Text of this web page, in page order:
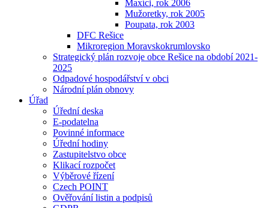
Maxíci, rok 2006
Mužoretky, rok 2005
Poupata, rok 2003
DFC Rešice
Mikroregion Moravskokrumlovsko
Strategický plán rozvoje obce Rešice na období 2021-
2025
Odpadové hospodářství v obci
Národní plán obnovy
Úřad
Úřední deska
E-podatelna
Povinné informace
Úřední hodiny
Zastupitelstvo obce
Klikací rozpočet
Výběrové řízení
Czech POINT
Ověřování listin a podpisů